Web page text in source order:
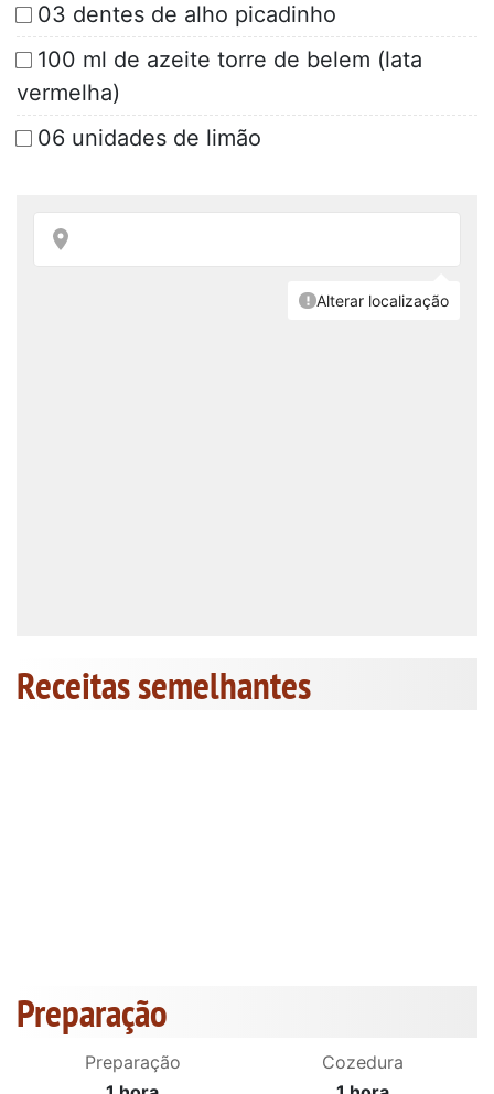
03 dentes de alho picadinho
100 ml de azeite torre de belem (lata
vermelha)
06 unidades de limão
Receitas semelhantes
Preparação
Preparação
Cozedura